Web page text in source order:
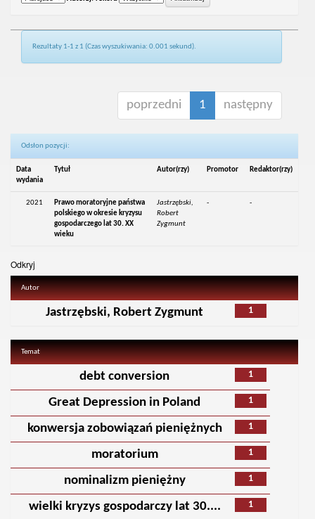
Rezultaty 1-1 z 1 (Czas wyszukiwania: 0.001 sekund).
poprzedni 1 następny
Odsłon pozycji:
Data
wydania
Tytuł Autor(rzy) Promotor Redaktor(rzy)
2021
Prawo moratoryjne państwa
polskiego w okresie kryzysu
gospodarczego lat 30. XX
wieku
Jastrzębski,
Robert
Zygmunt
- -
Odkryj
Autor
1
Jastrzębski, Robert Zygmunt
Temat
1
debt conversion
1
Great Depression in Poland
1
konwersja zobowiązań pieniężnych
1
moratorium
1
nominalizm pieniężny
1
wielki kryzys gospodarczy lat 30....